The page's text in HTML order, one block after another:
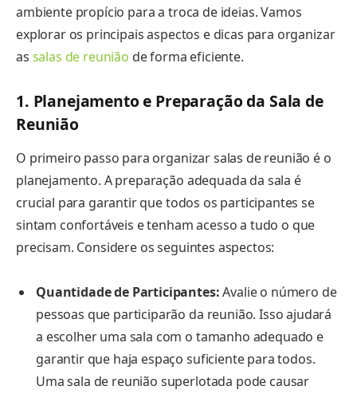
ambiente propício para a troca de ideias. Vamos
explorar os principais aspectos e dicas para organizar
as salas de reunião de forma eficiente.
1. Planejamento e Preparação da Sala de
Reunião
O primeiro passo para organizar salas de reunião é o
planejamento. A preparação adequada da sala é
crucial para garantir que todos os participantes se
sintam confortáveis e tenham acesso a tudo o que
precisam. Considere os seguintes aspectos:
Quantidade de Participantes:Avalie o número de
pessoas que participarão da reunião. Isso ajudará
a escolher uma sala com o tamanho adequado e
garantir que haja espaço suficiente para todos.
Uma sala de reunião superlotada pode causar